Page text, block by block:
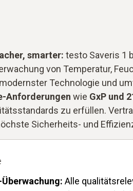
smarter: testo Saveris 1
von Temperatur,
Technologie und
Anforderungen wie GxP und
zu erfüllen.
Sicherheits- und
Alle